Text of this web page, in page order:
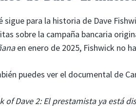
sigue para la historia de Dave
sobre la campaña bancaria
en enero de 2025, Fishwick no
puedes ver el documental de
of Dave 2: El prestamista ya está